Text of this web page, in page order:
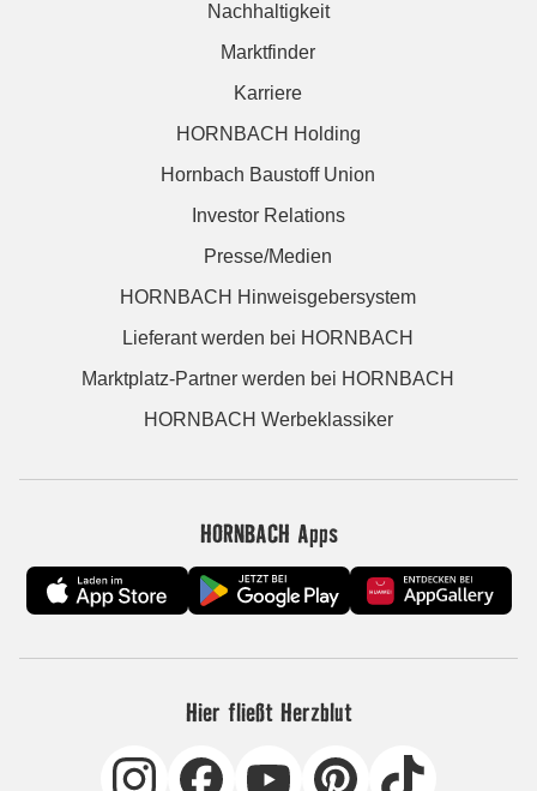
Nachhaltigkeit
Marktfinder
Karriere
HORNBACH Holding
Hornbach Baustoff Union
Investor Relations
Presse/Medien
HORNBACH Hinweisgebersystem
Lieferant werden bei HORNBACH
Marktplatz-Partner werden bei HORNBACH
HORNBACH Werbeklassiker
HORNBACH Apps
Hier fließt Herzblut